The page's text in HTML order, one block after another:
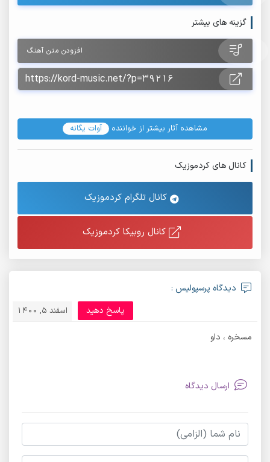
گزینه های بیشتر
افزودن متن آهنگ
مشاهده آثار بیشتر از خواننده آوات یگانه
کانال های کردموزیک
کانال تلگرام کردموزیک
کانال روبیکا کردموزیک
دیدگاه پرسپولیس :
اسفند 5, 1400 پاسخ دهید
مسخره ، داو
ارسال دیدگاه